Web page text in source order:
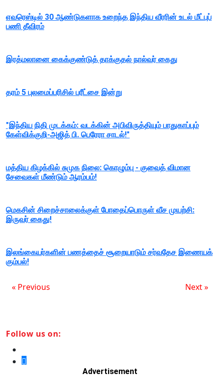
எவரெஸ்டில் 30 ஆண்டுகளாக உறைந்த இந்திய வீரரின் உடல் மீட்புப்
பணி தீவிரம்
இரத்மலானை கைக்குண்டுத் தாக்குதல் நால்வர் கைது
தரம் 5 புலமைப்பரிசில் பரீட்சை இன்று
"இந்திய நிதி முடக்கம்: வடக்கின் அபிவிருத்தியும் பாதுகாப்பும்
கேள்விக்குறி-அஜித் பி. பெரேரா சாடல்!"
மத்திய கிழக்கில் சுமுக நிலை: கொழும்பு - குவைத் விமான
சேவைகள் மீண்டும் ஆரம்பம்!
மெகசின் சிறைச்சாலைக்குள் போதைப்பொருள் வீச முயற்சி:
இருவர் கைது!
இலங்கையர்களின் பணத்தைச் சூறையாடும் சர்வதேச இணையக்
கும்பல்!
« Previous Next »
Follow us on:
Advertisement